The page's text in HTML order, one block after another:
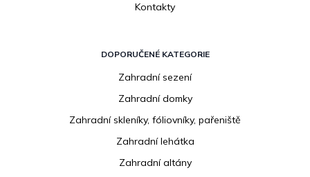
Kontakty
DOPORUČENÉ KATEGORIE
Zahradní sezení
Zahradní domky
Zahradní skleníky, fóliovníky, pařeniště
Zahradní lehátka
Zahradní altány